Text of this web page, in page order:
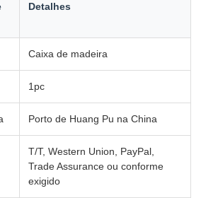
Detalhes
Caixa de madeira
1pc
Porto de Huang Pu na China
T/T, Western Union, PayPal,
Trade Assurance ou conforme
exigido